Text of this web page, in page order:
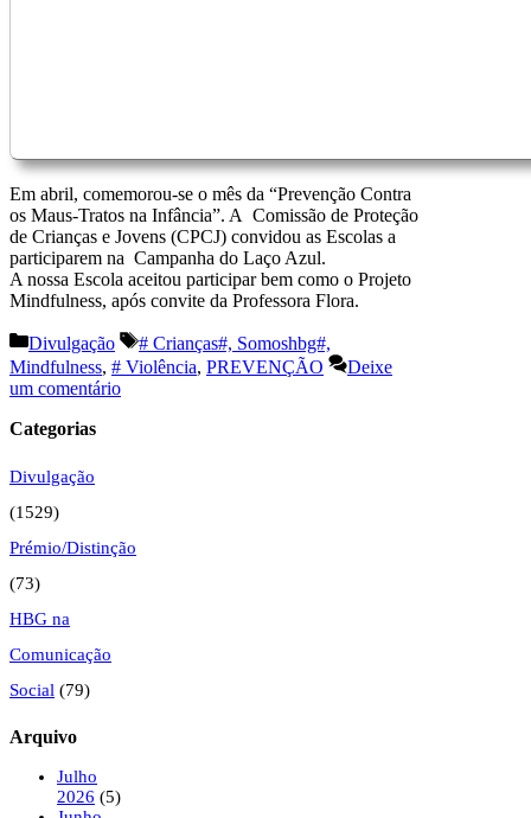
Em abril, comemorou-se o mês da “Prevenção Contra
os Maus-Tratos na Infância”. A Comissão de Proteção
de Crianças e Jovens (CPCJ) convidou as Escolas a
participarem na Campanha do Laço Azul.
A nossa Escola aceitou participar bem como o Projeto
Mindfulness, após convite da Professora Flora.
Categorias
Divulgação Etiquetas
# Crianças#, Somoshbg#,
Mindfulness, # Violência, PREVENÇÃO
Deixe
um comentário
Categorias
Divulgação
(1529)
Prémio/Distinção
(73)
HBG na
Comunicação
Social (79)
Arquivo
Julho
2026 (5)